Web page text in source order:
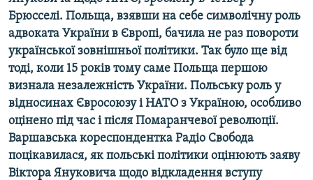
ПОДКАСТИ
КРИМ РЕАЛІЇ
РУС
УКР
КТАТ
ДОЛУЧАЙСЯ!
Брюсселі. Польща, взявши на себе символічну роль
адвоката України в Європі, бачила не раз повороти
української зовнішньої політики. Так було ще від
тоді, коли 15 років тому саме Польща першою
визнала незалежність України. Польську роль у
відносинах Євросоюзу і НАТО з Україною, особливо
оцінено під час і після Помаранчевої революції.
Варшавська кореспондентка Радіо Свобода
поцікавилася, як польські політики оцінюють заяву
Віктора Януковича щодо відкладення вступу